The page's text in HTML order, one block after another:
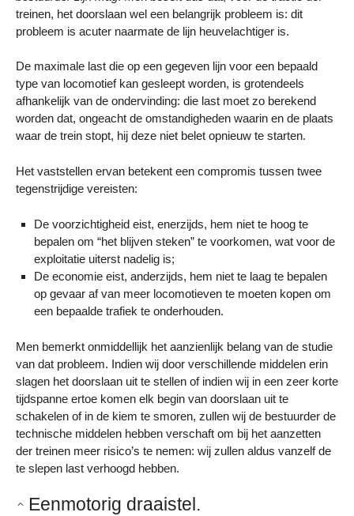
treinen, het doorslaan wel een belangrijk probleem is: dit
probleem is acuter naarmate de lijn heuvelachtiger is.
De maximale last die op een gegeven lijn voor een bepaald
type van locomotief kan gesleept worden, is grotendeels
afhankelijk van de ondervinding: die last moet zo berekend
worden dat, ongeacht de omstandigheden waarin en de plaats
waar de trein stopt, hij deze niet belet opnieuw te starten.
Het vaststellen ervan betekent een compromis tussen twee
tegenstrijdige vereisten:
De voorzichtigheid eist, enerzijds, hem niet te hoog te
bepalen om “het blijven steken” te voorkomen, wat voor de
exploitatie uiterst nadelig is;
De economie eist, anderzijds, hem niet te laag te bepalen
op gevaar af van meer locomotieven te moeten kopen om
een bepaalde trafiek te onderhouden.
Men bemerkt onmiddellijk het aanzienlijk belang van de studie
van dat probleem. Indien wij door verschillende middelen erin
slagen het doorslaan uit te stellen of indien wij in een zeer korte
tijdspanne ertoe komen elk begin van doorslaan uit te
schakelen of in de kiem te smoren, zullen wij de bestuurder de
technische middelen hebben verschaft om bij het aanzetten
der treinen meer risico’s te nemen: wij zullen aldus vanzelf de
te slepen last verhoogd hebben.
Eenmotorig draaistel.